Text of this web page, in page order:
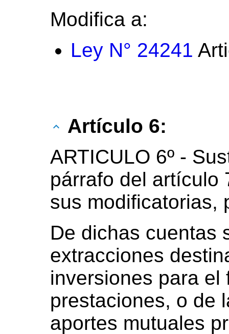
Modifica a:
Ley N° 24241
Artículo 6:
ARTICULO 6º -
párrafo del artículo
sus modificatorias,
De dichas cuentas
extracciones
inversiones para el
prestaciones, o de
aportes mutuales